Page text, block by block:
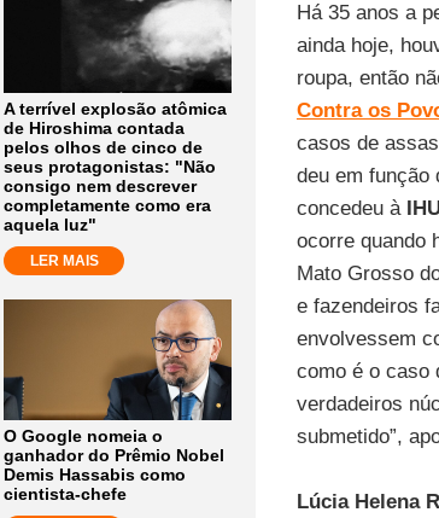
A terrível explosão atômica
de Hiroshima contada
pelos olhos de cinco de
seus protagonistas: "Não
consigo nem descrever
completamente como era
aquela luz"
LER MAIS
O Google nomeia o
ganhador do Prêmio Nobel
Demis Hassabis como
cientista-chefe
Há 35 anos a
ainda hoje,
roupa, então
Contra os
casos de
deu em função
concedeu à
ocorre quando
Mato Grosso
e fazendeiros
envolvessem
como é o caso
verdadeiros
submetido”,
Lúcia Helena